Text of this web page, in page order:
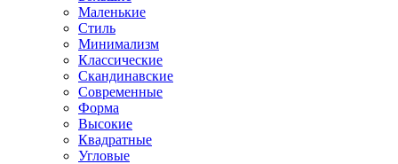
Маленькие
Стиль
Минимализм
Классические
Скандинавские
Современные
Форма
Высокие
Квадратные
Угловые